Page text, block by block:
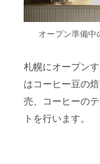
オープン準備中
札幌にオープン
はコーヒー豆の
売、コーヒーの
トを行います。